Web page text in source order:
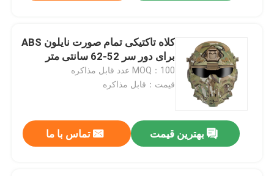
جلیقه تاکتیکی نظامی
چکمه های چرم نظامی
کفش لباس نظامی
کلاه تاکتیکی تمام صورت نایلون ABS
برای دور سر 52-62 سانتی متر
MOQ：100 عدد قابل مذاکره
قیمت：قابل مذاکره
بهترین قیمت تماس با ما